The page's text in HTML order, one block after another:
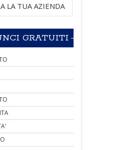
LA TUA AZIENDA
GRATUITI